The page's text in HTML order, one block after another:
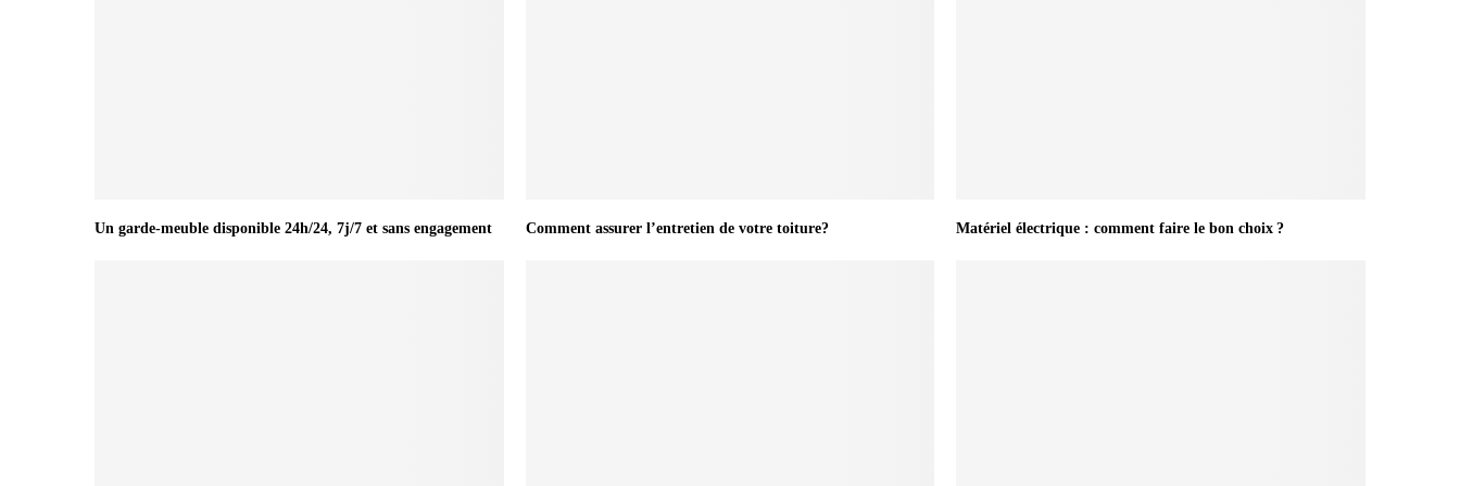
Un garde-meuble disponible 24h/24, 7j/7 et sans engagement Comment assurer l’entretien de votre toiture? Matériel électrique : comment faire le bon choix ?